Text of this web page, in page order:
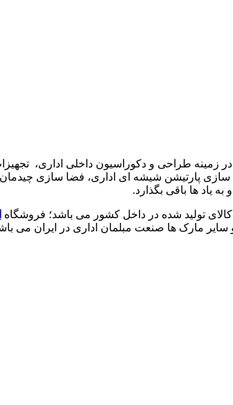
زمینه طراحی و دکوراسیون داخلی اداری‌،
پارتیشن شیشه ای اداری، فضا سازی
ها باقی بگذارد.
تولید شده در داخل کشور می باشد؛ فروشگاه
سایر مارک ها صنعت مبلمان اداری در ایران می